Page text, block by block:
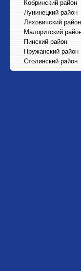
Кобринский район
Лунинецкий район
Ляховичский район
Малоритский
Пинский район
Пружанский район
Столинский район